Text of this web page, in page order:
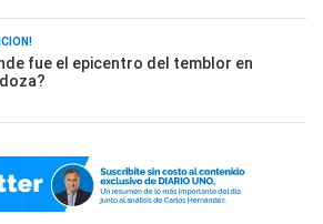
fue el epicentro del temblor en